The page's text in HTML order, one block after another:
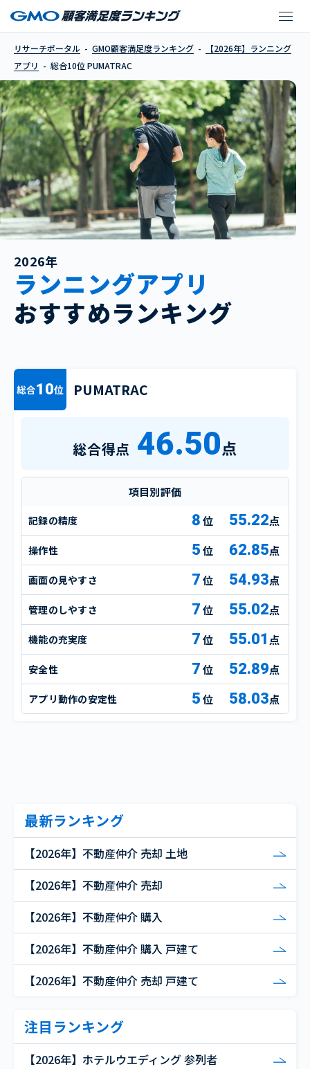
リサーチポータル GMO顧客満足度ランキング
【2026年】ランニング
アプリ
総合10位 PUMATRAC
2026年
ランニングアプリ
おすすめランキング
総合10位 PUMATRAC
総合得点 46.50点
項目別評価
記録の精度 8 55.22点
操作性 5 62.85点
画面の見やすさ 7 54.93点
管理のしやすさ 7 55.02点
機能の充実度 7 55.01 点
安全性 7 52.89点
アプリ動作の安定性 5 58.03点
最新ランキング
【2026年】不動産仲介 売却 土地
【2026年】不動産仲介 売却
【2026年】不動産仲介 購入
【2026年】不動産仲介 購入 戸建て
【2026年】不動産仲介 売却 戸建て
注目ランキング
【2026年】ホテルウエディング 参列者